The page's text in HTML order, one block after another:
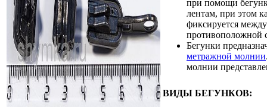
при помощи
лентам, при этом
фиксируется
противоположной
Бегунки
метражной молнии
молнии
ВИДЫ БЕГУНКОВ: